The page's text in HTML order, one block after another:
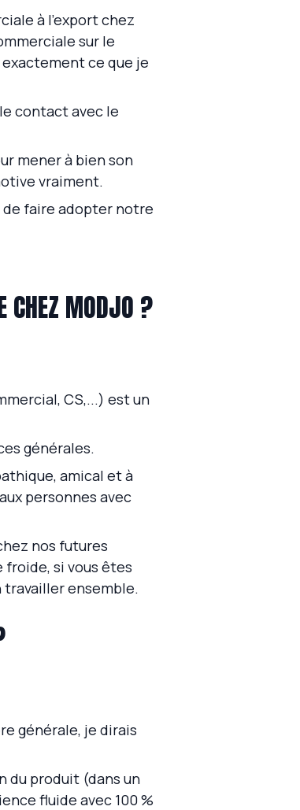
à l'export chez
sur le
ce que je
contact avec le
mener à bien son
vraiment.
de faire adopter notre
CHEZ MODJO ?
CS,...) est un
générales.
amical et à
personnes avec
nos futures
froide, si vous êtes
travailler ensemble.
générale, je dirais
du produit (dans un
fluide avec 100 %